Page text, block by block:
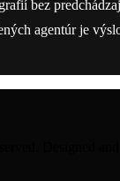
bez
agentúr je